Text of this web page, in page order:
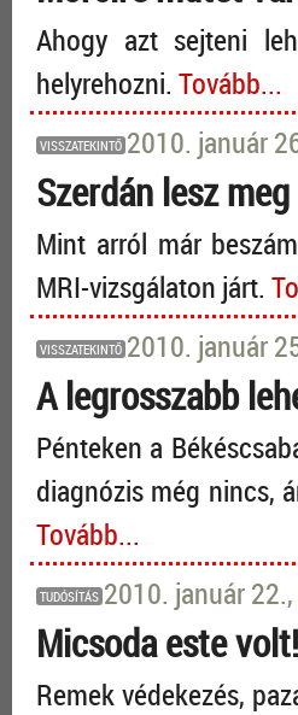
Ahogy azt sejteni
helyrehozni. Tovább...
VISSZATEKINTŐ 2010. január
Szerdán lesz
Mint arról már
MRI-vizsgálaton járt.
VISSZATEKINTŐ 2010. január
A legrosszabb
Pénteken a
diagnózis még nincs,
Tovább...
TUDÓSÍTÁS 2010. január
Micsoda este volt!
Remek védekezés,